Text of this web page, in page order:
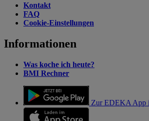
Kontakt
FAQ
Cookie-Einstellungen
Informationen
Was koche ich heute?
BMI Rechner
Zur EDEKA App